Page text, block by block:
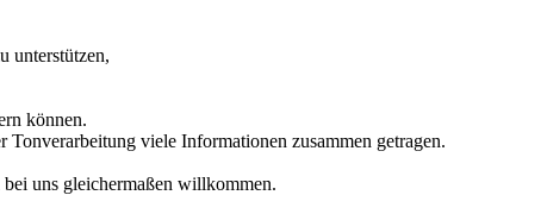
unterstützen,
können.
viele Informationen zusammen getragen.
uns gleichermaßen willkommen.